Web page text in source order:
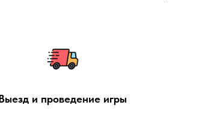
и проведение игры